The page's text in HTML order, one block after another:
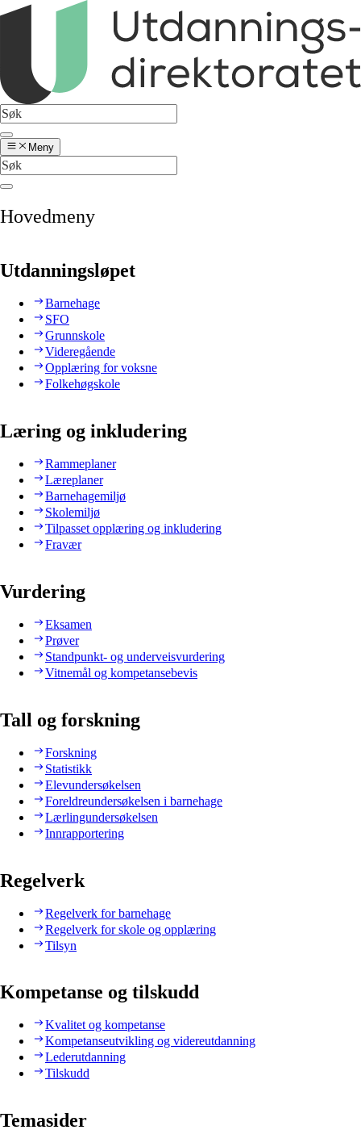
Meny
Hovedmeny
Utdanningsløpet
Barnehage
SFO
Grunnskole
Videregående
Opplæring for voksne
Folkehøgskole
Læring og inkludering
Rammeplaner
Læreplaner
Barnehagemiljø
Skolemiljø
Tilpasset opplæring og inkludering
Fravær
Vurdering
Eksamen
Prøver
Standpunkt- og underveisvurdering
Vitnemål og kompetansebevis
Tall og forskning
Forskning
Statistikk
Elevundersøkelsen
Foreldreundersøkelsen i barnehage
Lærlingundersøkelsen
Innrapportering
Regelverk
Regelverk for barnehage
Regelverk for skole og opplæring
Tilsyn
Kompetanse og tilskudd
Kvalitet og kompetanse
Kompetanseutvikling og videreutdanning
Lederutdanning
Tilskudd
Temasider